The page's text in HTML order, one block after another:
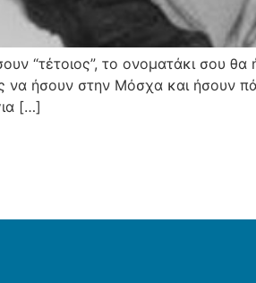
“τέτοιος”, το ονοματάκι σου
να ήσουν στην Μόσχα και ήσουν
[…]